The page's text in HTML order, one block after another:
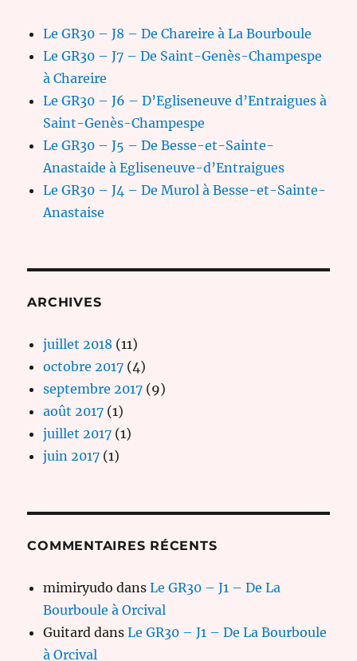
Le GR30 – J8 – De Chareire à La Bourboule
Le GR30 – J7 – De Saint-Genès-Champespe
à Chareire
Le GR30 – J6 – D’Egliseneuve d’Entraigues à
Saint-Genès-Champespe
Le GR30 – J5 – De Besse-et-Sainte-
Anastaide à Egliseneuve-d’Entraigues
Le GR30 – J4 – De Murol à Besse-et-Sainte-
Anastaise
ARCHIVES
juillet 2018 (11)
octobre 2017 (4)
septembre 2017 (9)
août 2017 (1)
juillet 2017 (1)
juin 2017 (1)
COMMENTAIRES RÉCENTS
mimiryudo dansLe GR30 – J1 – De La
Bourboule à Orcival
Guitard dansLe GR30 – J1 – De La Bourboule
à Orcival